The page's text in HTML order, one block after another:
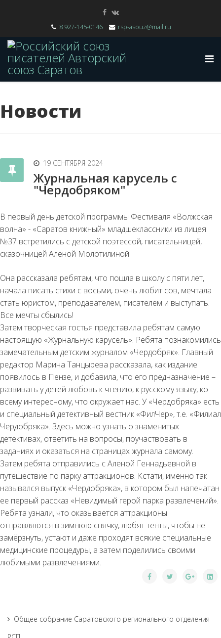
8 927-145-0146 rsp-asouz@mail.ru
Новости
19 СЕНТЯБРЯ 2024
Журнальная карусель с
"Чердобряком"
В первый день детской программы Фестиваля «Волжская
волна» - «Саратов книжный» младшеклассники из лицея
№37 встретились с детской поэтессой, писательницей,
сказочницей Аленой Молотилиной.
Она рассказала ребятам, что пошла в школу с пяти лет,
начала писать стихи с восьми, очень любит сов, мечтала
стать юристом, преподавателем, писателем и выступать.
Все мечты сбылись!
Затем творческая гостья представила ребятам самую
настоящую «Журнальную карусель». Ребята познакомились
замечательным детским журналом «Чердобряк». Главный
редактор Марина Танцырева рассказала, как издание
появилось в Пензе, и добавила, что его предназначение –
развивать у детей любовь к чтению, к русскому языку, ко
всему интересному, что окружает нас. У «Чердобряка» есть
и специальный детективный вестник «ФилЧер», т.е. «Филиал
Чердобряка». Здесь можно узнать о знаменитых
детективах, ответить на вопросы, поучаствовать в
заданиях и оказаться на страницах журнала самому.
Затем ребята отправились с Аленой Геннадьевной в
путешествие по парку аттракционов. Кстати, именно так
назывался выпуск «Чердобряка», в котором был напечатан
ее первый рассказ «Невидимый герой парка развлечений».
Ребята узнали, что оказывается аттракционы
отправляются в зимнюю спячку, любят тенты, чтобы не
замёрзнуть, устают и даже проходят всякие специальные
медицинские процедуры, а затем поделились своими
любимыми развлечениями.
Общее собрание Саратовского регионального отделения